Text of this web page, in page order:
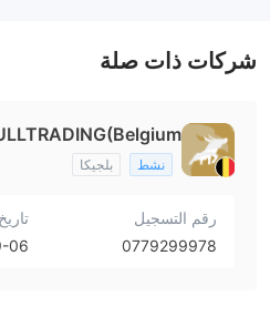
شركات ذات صلة
نشط بلجيكا
رقم التسجيل
0779299978
06